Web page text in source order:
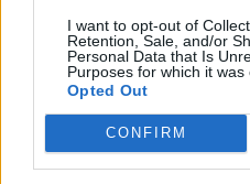
I want to opt-out of
Retention, Sale, and/or
Personal Data that Is
Purposes for which it was
Opted Out
CONFIRM
6. DROIT DE
En cas de non-réponse ou de
insatisfaisante, vous pouvez
ou la Maison
(MDPH) compétente,
française.